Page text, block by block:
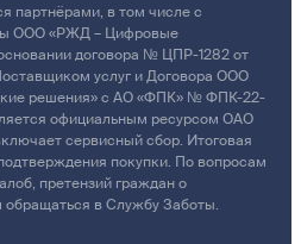
партнёрами, в том числе с
ООО «РЖД – Цифровые
договора № ЦПР-1282 от
услуг и Договора ООО
решения» с АО «ФПК» № ФПК-22-
официальным ресурсом ОАО
сервисный сбор. Итоговая
покупки. По вопросам
претензий граждан о
в Службу Заботы.